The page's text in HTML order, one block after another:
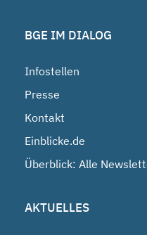
BGE IM DIALOG
Infostellen
Presse
Kontakt
Einblicke.de
Überblick: Alle
AKTUELLES